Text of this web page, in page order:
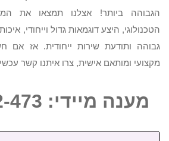
הגבוהה ביותר! אצלנו תמצאו את
הטכנולוגי, היצע דוגמאות גדול וייחודי,
גבוהה ותודעת שירות ייחודית. אז אם
מקצועי ומותאם אישית, צרו איתנו קשר
מענה מיידי: 072-3922-473
שם: